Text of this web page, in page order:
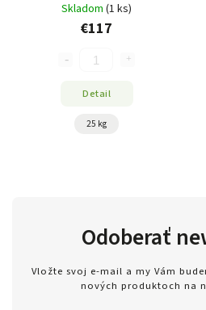
Skladom (1 ks)
€117
Detail
25 kg
Odoberať
Vložte svoj e-mail a my Vám
nových produktoch na